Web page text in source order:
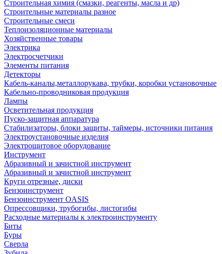
Строительная химия (смазки, реагенты, масла и др)
Строительные материалы разное
Строительные смеси
Теплоизоляционные материалы
Хозяйственные товары
Электрика
Электросчетчики
Элементы питания
Детекторы
Кабель-каналы,металлорукава, трубки, коробки установочные
Кабельно-проводниковая продукция
Лампы
Осветительная продукция
Пуско-защитная аппаратура
Стабилизаторы, блоки защиты, таймеры, источники питания
Электроустановочные изделия
Электрощитовое оборудование
Инструмент
Абразивный и зачистной инструмент
Абразивный и зачистной инструмент
Круги отрезные, диски
Бензоинструмент
Бензоинструмент OASIS
Опрессовщики, трубогибы, листогибы
Расходные материалы к электроинструменту
Биты
Буры
Сверла